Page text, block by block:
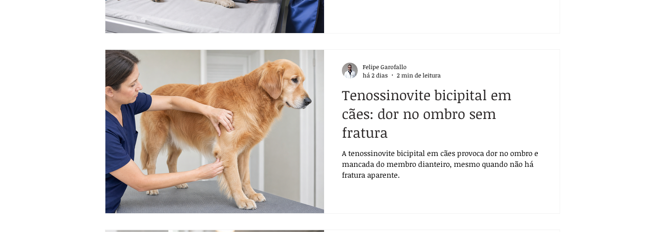
Tenossinovite bicipital em
cães: dor no ombro sem
fratura
A tenossinovite bicipital em cães provoca dor no ombro e
mancada do membro dianteiro, mesmo quando não há
fratura aparente.
Felipe Garofallo
há 2 dias
2 min de leitura